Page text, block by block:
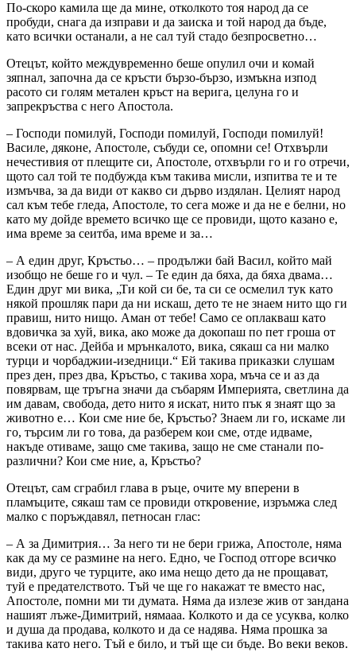
По-скоро камила ще да мине, отколкото тоя народ да се
пробуди, снага да изправи и да заиска и той народ да бъде,
като всички останали, а не сал туй стадо безпросветно…
Отецът, който междувременно беше опулил очи и комай
зяпнал, започна да се кръсти бързо-бързо, измъкна изпод
расото си голям метален кръст на верига, целуна го и
запрекръства с него Апостола.
– Господи помилуй, Господи помилуй, Господи помилуй!
Василе, дяконе, Апостоле, събуди се, опомни се! Отхвърли
нечестивия от плещите си, Апостоле, отхвърли го и го отречи,
щото сал той те подбужда към такива мисли, изпитва те и те
измъчва, за да види от какво си дърво издялан. Целият народ
сал към тебе гледа, Апостоле, то сега може и да не е белни, но
като му дойде времето всичко ще се провиди, щото казано е,
има време за сеитба, има време и за…
– А един друг, Кръстьо… – продължи бай Васил, който май
изобщо не беше го и чул. – Те един да бяха, да бяха двама…
Един друг ми вика, „Ти кой си бе, та си се осмелил тук като
някой прошляк пари да ни искаш, дето те не знаем нито що ги
правиш, нито нищо. Аман от тебе! Само се оплакваш като
вдовичка за хуй, вика, ако може да докопаш по пет гроша от
всеки от нас. Дейба и мрънкалото, вика, сякаш са ни малко
турци и чорбаджии-изедници.“ Ей такива приказки слушам
през ден, през два, Кръстьо, с такива хора, мъча се и аз да
повярвам, ще тръгна значи да събарям Империята, светлина да
им давам, свобода, дето нито я искат, нито пък я знаят що за
животно е… Кои сме ние бе, Кръстьо? Знаем ли го, искаме ли
го, търсим ли го това, да разберем кои сме, отде идваме,
накъде отиваме, защо сме такива, защо не сме станали по-
различни? Кои сме ние, а, Кръстьо?
Отецът, сам сграбил глава в ръце, очите му вперени в
пламъците, сякаш там се провиди откровение, изръмжа след
малко с поръждавял, петносан глас:
– А за Димитрия… За него ти не бери грижа, Апостоле, няма
как да му се размине на него. Едно, че Господ отгоре всичко
види, друго че турците, ако има нещо дето да не прощават,
туй е предателството. Тъй че ще го накажат те вместо нас,
Апостоле, помни ми ти думата. Няма да излезе жив от зандана
нашият лъже-Димитрий, нямааа. Колкото и да се усуква, колко
и душа да продава, колкото и да се надява. Няма прошка за
такива като него. Тъй е било, и тъй ще си бъде. Во веки веков.